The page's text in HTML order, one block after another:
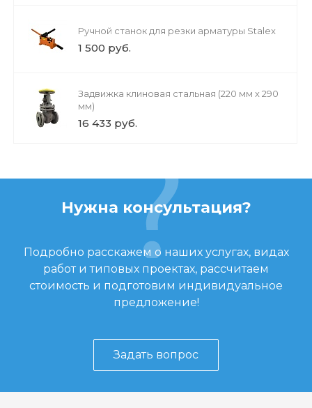
Ручной станок для резки арматуры Stalex
1 500 руб.
Задвижка клиновая стальная (220 мм х 290
мм)
16 433 руб.
Нужна консультация?
Подробно расскажем о наших услугах, видах
работ и типовых проектах, рассчитаем
стоимость и подготовим индивидуальное
предложение!
Задать вопрос